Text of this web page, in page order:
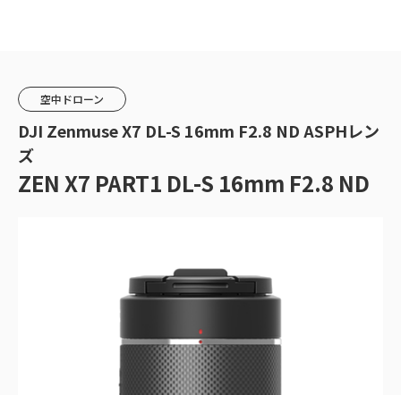
空中ドローン
DJI Zenmuse X7 DL-S 16mm F2.8 ND ASPHレン
ズ
ZEN X7 PART1 DL-S 16mm F2.8 ND